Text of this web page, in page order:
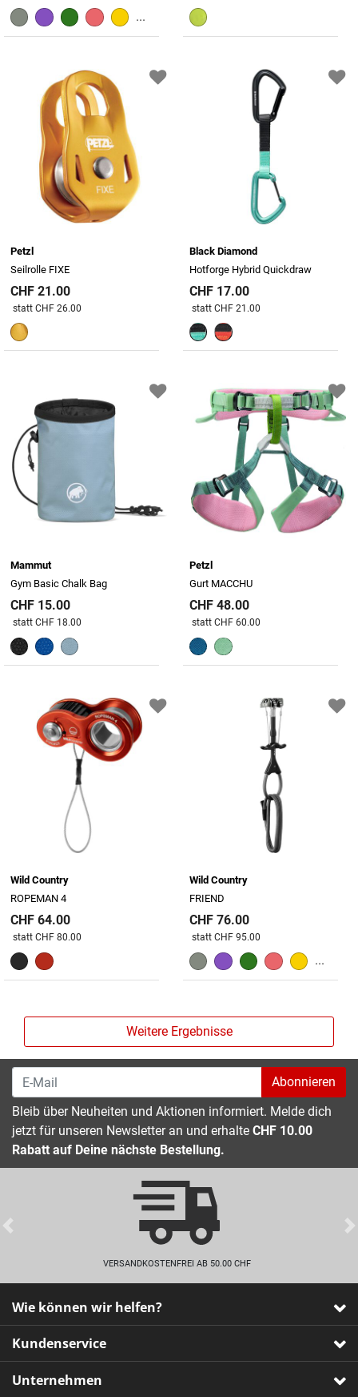
...
Petzl
Seilrolle FIXE
CHF 21.00
Preis reduziert von
statt CHF 26.00
Black Diamond
Hotforge Hybrid Quickdraw
CHF 17.00
Preis reduziert von
statt CHF 21.00
Mammut
Gym Basic Chalk Bag
CHF 15.00
Preis reduziert von
statt CHF 18.00
Petzl
Gurt MACCHU
CHF 48.00
Preis reduziert von
statt CHF 60.00
Wild Country
ROPEMAN 4
CHF 64.00
Preis reduziert von
statt CHF 80.00
Wild Country
FRIEND
CHF 76.00
Preis reduziert von
statt CHF 95.00
...
Weitere Ergebnisse
Abonnieren
Bleib über Neuheiten und Aktionen informiert. Melde dich
jetzt für unseren Newsletter an und erhalte CHF 10.00
Rabatt auf Deine nächste Bestellung.
VERSANDKOSTENFREI AB 50.00 CHF
Previous
Wie können wir helfen?
Kundenservice
Unternehmen